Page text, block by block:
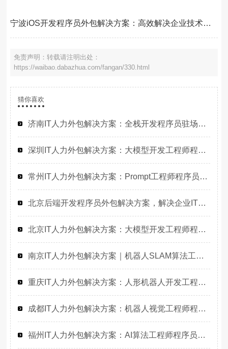
宁波iOS开发程序员外包解决方案：高效解决企业技术人才短缺难题
免责声明：转载请注明出处：
https://waibao.dabazhua.com/fangan/330.html
猜你喜欢
济南IT人力外包解决方案：全栈开发程序员驻场，解决企业招聘难题
深圳IT人力外包解决方案：大模型开发工程师程序员或工程师人力外包的高效选择
常州IT人力外包解决方案：Prompt工程师程序员驻场开发高效匹配
北京后端开发程序员外包解决方案，解决企业IT人才招聘难题
北京IT人力外包解决方案：大模型开发工程师程序员或是工程师人力外包的高效选择
南京IT人力外包解决方案｜机器人SLAM算法工程师程序员外包服务
重庆IT人力外包解决方案：人形机器人开发工程师高效招聘与团队搭建
成都IT人力外包解决方案：机器人视觉工程师程序员驻场开发快速响应
福州IT人力外包解决方案：AI算法工程师程序员驻场开发高效解决企业技术人才缺口